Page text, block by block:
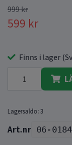
999 kr
599 kr
Finns i lager
Lagersaldo: 3
06-0184